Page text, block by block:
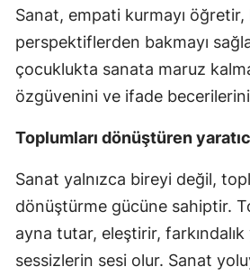
Sanat, empati kurmayı öğretir,
perspektiflerden bakmayı
çocuklukta sanata maruz
özgüvenini ve ifade becerilerini
Toplumları dönüştüren
Sanat yalnızca bireyi değil,
dönüştürme gücüne sahiptir.
ayna tutar, eleştirir,
sessizlerin sesi olur. Sanat